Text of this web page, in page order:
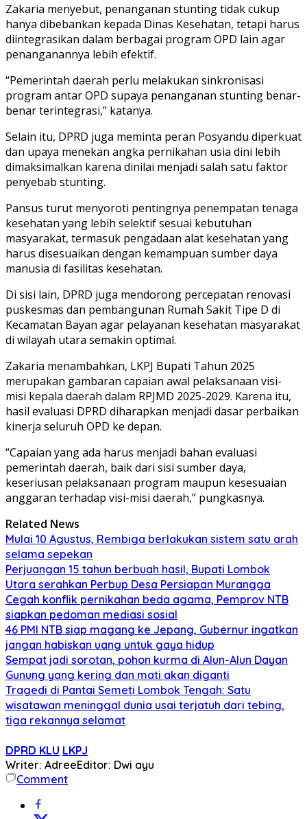
Zakaria menyebut, penanganan stunting tidak cukup
hanya dibebankan kepada Dinas Kesehatan, tetapi harus
diintegrasikan dalam berbagai program OPD lain agar
penanganannya lebih efektif.
“Pemerintah daerah perlu melakukan sinkronisasi
program antar OPD supaya penanganan stunting benar-
benar terintegrasi,” katanya.
Selain itu, DPRD juga meminta peran Posyandu diperkuat
dan upaya menekan angka pernikahan usia dini lebih
dimaksimalkan karena dinilai menjadi salah satu faktor
penyebab stunting.
Pansus turut menyoroti pentingnya penempatan tenaga
kesehatan yang lebih selektif sesuai kebutuhan
masyarakat, termasuk pengadaan alat kesehatan yang
harus disesuaikan dengan kemampuan sumber daya
manusia di fasilitas kesehatan.
Di sisi lain, DPRD juga mendorong percepatan renovasi
puskesmas dan pembangunan Rumah Sakit Tipe D di
Kecamatan Bayan agar pelayanan kesehatan masyarakat
di wilayah utara semakin optimal.
Zakaria menambahkan, LKPJ Bupati Tahun 2025
merupakan gambaran capaian awal pelaksanaan visi-
misi kepala daerah dalam RPJMD 2025-2029. Karena itu,
hasil evaluasi DPRD diharapkan menjadi dasar perbaikan
kinerja seluruh OPD ke depan.
“Capaian yang ada harus menjadi bahan evaluasi
pemerintah daerah, baik dari sisi sumber daya,
keseriusan pelaksanaan program maupun kesesuaian
anggaran terhadap visi-misi daerah,” pungkasnya.
Related News
Mulai 10 Agustus, Rembiga berlakukan sistem satu arah
selama sepekan
Perjuangan 15 tahun berbuah hasil, Bupati Lombok
Utara serahkan Perbup Desa Persiapan Murangga
Cegah konflik pernikahan beda agama, Pemprov NTB
siapkan pedoman mediasi sosial
46 PMI NTB siap magang ke Jepang, Gubernur ingatkan
jangan habiskan uang untuk gaya hidup
Sempat jadi sorotan, pohon kurma di Alun-Alun Dayan
Gunung yang kering dan mati akan diganti
Tragedi di Pantai Semeti Lombok Tengah: Satu
wisatawan meninggal dunia usai terjatuh dari tebing,
tiga rekannya selamat
DPRD KLU LKPJ
Writer: AdreeEditor: Dwi ayu
Comment